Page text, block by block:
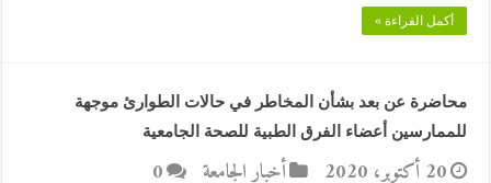
أكمل القراءة »
محاضرة عن بعد بشأن المخاطر في حالات الطوارئ موجهة
للممارسين أعضاء الفرق الطبية للصحة الجامعية
20 أكتوبر، 2020 أخبار الجامعة 0